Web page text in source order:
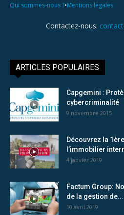
Qui sommes-nous ?•Mentions légales
Contactez-nous:
ARTICLES POPULAIRES
Capgemini :
cybercriminalité
9 novembre 2015
Découvrez la
l’immobilier
4 janvier 2019
Factum Group:
de la gestion de...
10 avril 2019